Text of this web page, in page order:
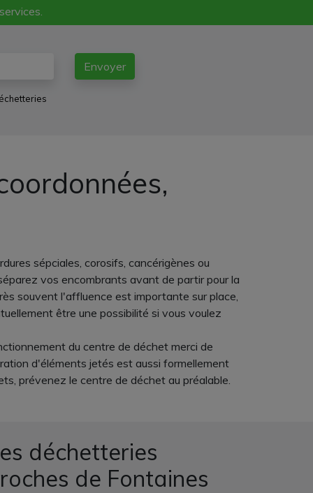
Envoyer
sépciales, corosifs, cancérigènes ou
vos encombrants avant de partir pour la
souvent l'affluence est importante sur place,
être une possibilité si vous voulez
du centre de déchet merci de
d'éléments jetés est aussi formellement
prévenez le centre de déchet au préalable.
déchetteries
de Fontaines